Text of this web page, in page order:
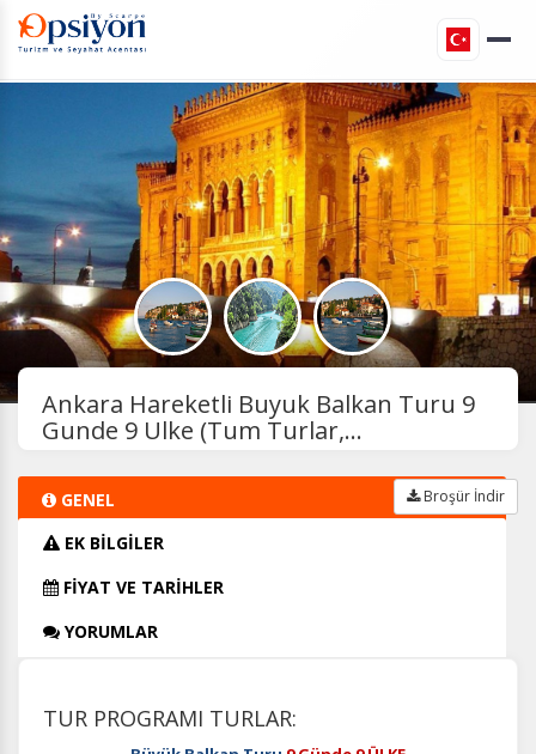
Ankara Hareketli Buyuk Balkan Turu 9
Gunde 9 Ulke (Tum Turlar,...
GENEL
EK BİLGİLER
FİYAT VE TARİHLER
YORUMLAR
Broşür İndir
TUR PROGRAMI TURLAR: